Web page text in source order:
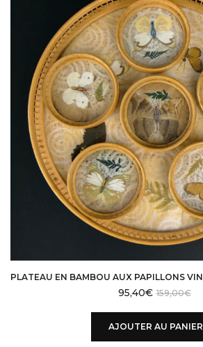
159,00€
95,40€
AJOUTER AU PANIER